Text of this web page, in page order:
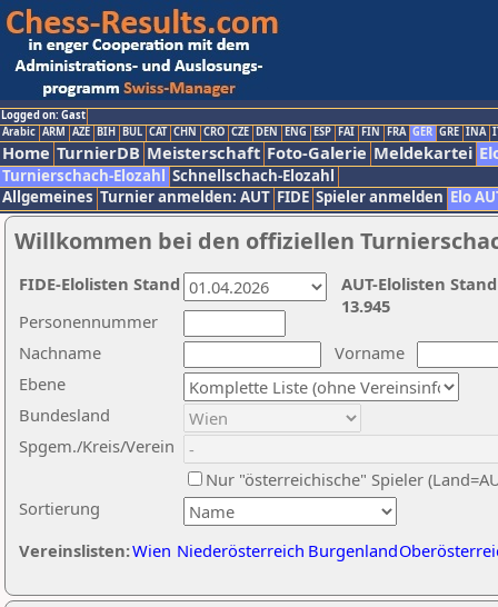
Logged on: Gast
Arabic ARM AZE BIH BUL CAT CHN CRO CZE DEN ENG ESP FAI FIN FRA GER GRE INA
Home TurnierDB Meisterschaft Foto-Galerie Meldekartei
Turnierschach-Elozahl Schnellschach-Elozahl
Allgemeines Turnier anmelden: AUT FIDE Spieler anmelden Elo
Willkommen bei den offiziellen
Nachname
Vorname
Ebene
Sortierung
Personennummer
Bundesland
Spgem./Kreis/Verein
Nur "österreichische" Spieler
Vereinslisten:Wien Niederösterreich Burgenland
AUT-Elolisten
13.945
FIDE-Elolisten Stand